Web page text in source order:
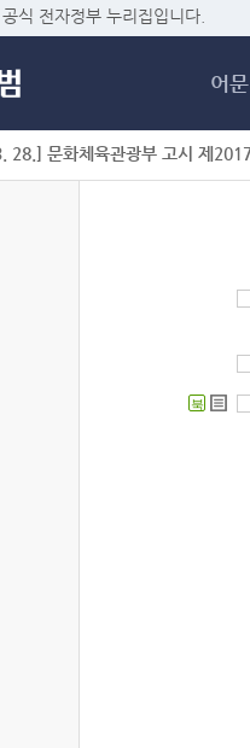
식 전자정부 누리집입니다.
어
28.] 문화체육관광부 고시 제
북